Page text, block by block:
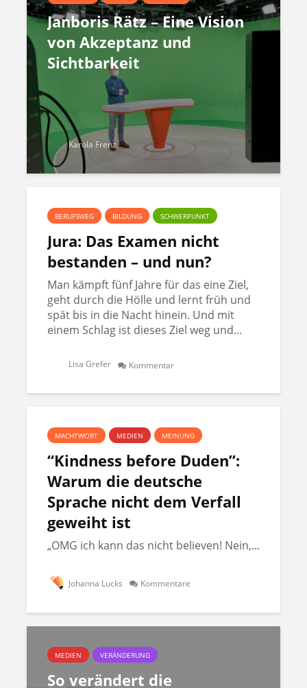
Janboris Rätz – Eine Vision
von Akzeptanz und
Sichtbarkeit
Karola Frenz
BERUFSWEG BILDUNG SCHWERPUNKT
Jura: Das Examen nicht
bestanden – und nun?
Man kämpft fünf Jahre für das eine Ziel,
geht durch die Hölle und lernt früh und
spät bis in die Nacht hinein. Und mit
einem Schlag ist dieses Ziel weg und...
Lisa Grefer Kommentar
MACHTWORT MEDIEN MEINUNG
“Kindness before Duden”:
Warum die deutsche
Sprache nicht dem Verfall
geweiht ist
„OMG ich kann das nicht believen! Nein,...
Johanna Lucks Kommentare
MEDIEN VERÄNDERUNG
So verändert die